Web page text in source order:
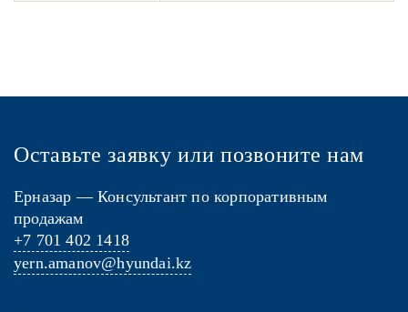
Оставьте заявку или позвоните нам
Ерназар — Консультант по корпоративным
продажам
+7 701 402 1418
yern.amanov@hyundai.kz